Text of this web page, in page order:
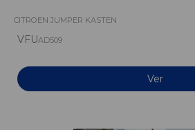
CITROEN JUMPER KASTEN
VFUAD509
Ver